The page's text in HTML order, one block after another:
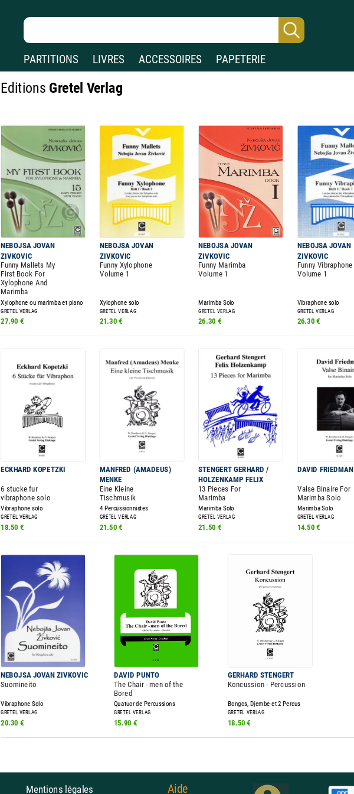
PARTITIONS LIVRES ACCESSOIRES PAPETERIE
Editions Gretel Verlag
NEBOJSA JOVAN
ZIVKOVIC
NEBOJSA JOVAN
ZIVKOVIC
NEBOJSA JOVAN
ZIVKOVIC
NEBOJSA JOVAN
ZIVKOVIC
Funny Mallets My
First Book For
Xylophone And
Marimba
Funny Xylophone
Volume 1
Funny Marimba
Volume 1
Funny Vibraphone
Volume 1
Xylophone ou marimba et piano Xylophone solo Marimba Solo Vibraphone solo
GRETEL VERLAG GRETEL VERLAG GRETEL VERLAG GRETEL VERLAG
27.90 € 21.30 € 26.30 € 26.30 €
ECKHARD KOPETZKI
MANFRED (AMADEUS)
MENKE
STENGERT GERHARD /
HOLZENKAMP FELIX
DAVID FRIEDMAN
6 stucke fur
vibraphone solo
Eine Kleine
Tischmusik
13 Pieces For
Marimba
Valse Binaire For
Marimba Solo
Vibraphone solo 4 Percussionnistes Marimba Solo Marimba Solo
GRETEL VERLAG GRETEL VERLAG GRETEL VERLAG GRETEL VERLAG
18.50 € 21.50 € 21.50 € 14.50 €
NEBOJSA JOVAN ZIVKOVIC DAVID PUNTO GERHARD STENGERT
Suomineito
The Chair - men of the
Bored
Koncussion - Percussion
Vibraphone Solo Quatuor de Percussions Bongos, Djembe et 2 Percus
GRETEL VERLAG GRETEL VERLAG GRETEL VERLAG
20.30 € 15.90 € 18.50 €
Mentions légales Aide